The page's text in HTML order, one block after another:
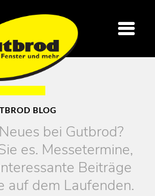
BLOG
bei Gutbrod?
es. Messetermine,
Beiträge
auf dem Laufenden.